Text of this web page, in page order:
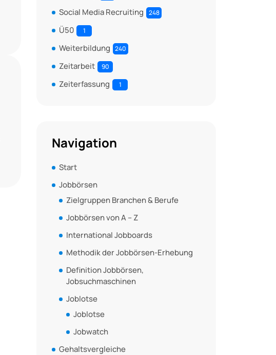
Social Media Recruiting 248
Ü50 1
Weiterbildung 240
Zeitarbeit 90
Zeiterfassung 1
Navigation
Start
Jobbörsen
Zielgruppen Branchen & Berufe
Jobbörsen von A – Z
International Jobboards
Methodik der Jobbörsen-Erhebung
Definition Jobbörsen,
Jobsuchmaschinen
Joblotse
Joblotse
Jobwatch
Gehaltsvergleiche